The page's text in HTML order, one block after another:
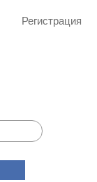
Регистрация